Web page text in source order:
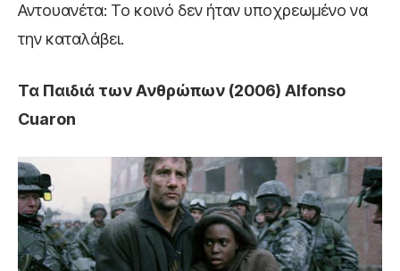
Αντουανέτα: Το κοινό δεν ήταν υποχρεωμένο να
την καταλάβει.
Τα Παιδιά των Ανθρώπων (2006) Alfonso
Cuaron